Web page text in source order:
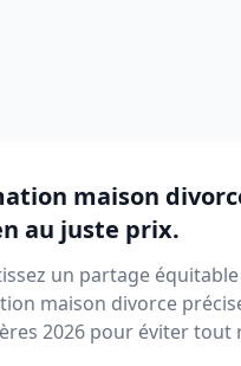
maison
au juste prix.
un partage
maison divorce
2026 pour éviter tout